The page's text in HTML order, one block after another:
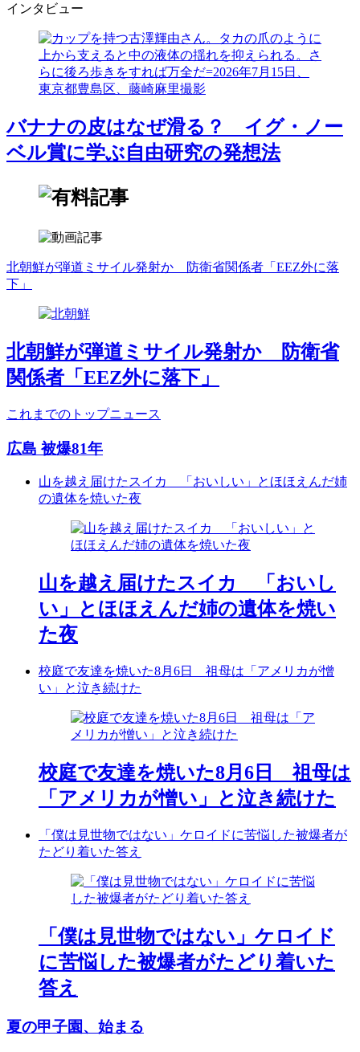
インタビュー
バナナの皮はなぜ滑る？ イグ・ノー
ベル賞に学ぶ自由研究の発想法
北朝鮮が弾道ミサイル発射か 防衛省関係者「EEZ外に落
下」
北朝鮮が弾道ミサイル発射か 防衛省
関係者「EEZ外に落下」
これまでのトップニュース
広島 被爆81年
山を越え届けたスイカ 「おいしい」とほほえんだ姉
の遺体を焼いた夜
山を越え届けたスイカ 「おいし
い」とほほえんだ姉の遺体を焼い
た夜
校庭で友達を焼いた8月6日 祖母は「アメリカが憎
い」と泣き続けた
校庭で友達を焼いた8月6日 祖母は
「アメリカが憎い」と泣き続けた
「僕は見世物ではない」ケロイドに苦悩した被爆者が
たどり着いた答え
「僕は見世物ではない」ケロイド
に苦悩した被爆者がたどり着いた
答え
夏の甲子園、始まる